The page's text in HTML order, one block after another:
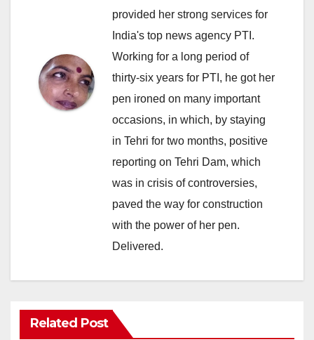
provided her strong services for
India's top news agency PTI.
Working for a long period of
thirty-six years for PTI, he got her
pen ironed on many important
occasions, in which, by staying
in Tehri for two months, positive
reporting on Tehri Dam, which
was in crisis of controversies,
paved the way for construction
with the power of her pen.
Delivered.
Related Post